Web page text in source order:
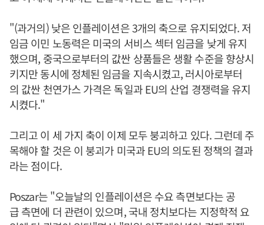
"(과거의) 낮은 인플레이션은 3개의 축으로 유지되었다. 저
임금 이민 노동력은 미국의 서비스 섹터 임금을 낮게 유지
했으며, 중국으로부터의 값싼 상품들은 생활 수준을 향상시
키지만 동시에 정체된 임금을 지속시켰고, 러시아로부터
의 값싼 천연가스 가격은 독일과 EU의 산업 경쟁력을 유지
시켰다."
그리고 이 세 가지 축이 이제 모두 붕괴하고 있다. 그런데 주
목해야 할 것은 이 붕괴가 미국과 EU의 의도된 정책의 결과
라는 점이다.
Poszar는 "오늘날의 인플레이션은 수요 측면보다는 공
급 측면에 더 관련이 있으며, 국내 정치보다는 지정학적 요